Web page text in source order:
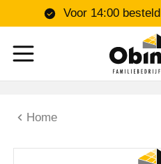
Voor 14:00
Home